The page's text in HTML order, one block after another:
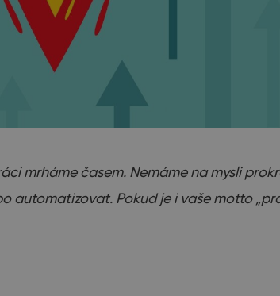
mrháme časem. Nemáme na mysli
automatizovat. Pokud je i vaše motto